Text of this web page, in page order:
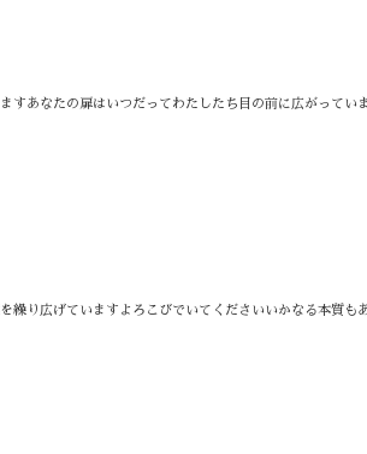
あなたの扉はいつだってわたしたち目の前に広がってい
り広げています⁡⁡よろこびでいてください⁡⁡いかなる本質も